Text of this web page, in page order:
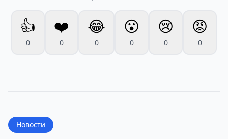
👍
0
❤️
0
😂
0
😮
0
😢
0
😡
0
Новости